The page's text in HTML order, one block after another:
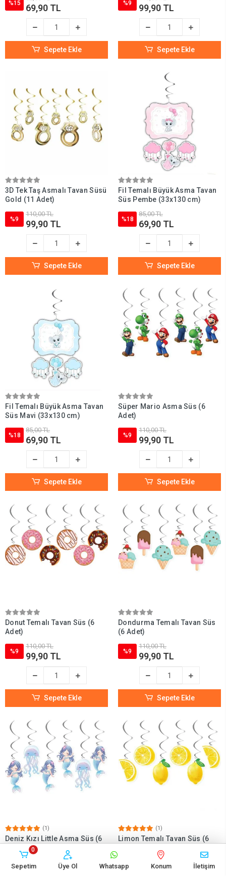
%15 69,90 TL
Sepete Ekle
%9 99,90 TL
Sepete Ekle
3D Tek Taş Asmalı Tavan Süsü
Gold (11 Adet)
%9
110,00 TL
99,90 TL
Sepete Ekle
Fil Temalı Büyük Asma Tavan
Süs Pembe (33x130 cm)
%18
85,00 TL
69,90 TL
Sepete Ekle
Fil Temalı Büyük Asma Tavan
Süs Mavi (33x130 cm)
%18
85,00 TL
69,90 TL
Sepete Ekle
Süper Mario Asma Süs (6
Adet)
%9
110,00 TL
99,90 TL
Sepete Ekle
Donut Temalı Tavan Süs (6
Adet)
%9
110,00 TL
99,90 TL
Sepete Ekle
Dondurma Temalı Tavan Süs
(6 Adet)
%9
110,00 TL
99,90 TL
Sepete Ekle
(1)
Deniz Kızı Little Asma Süs (6
%9
110,00 TL
(1)
Limon Temalı Tavan Süs (6
%9
110,00 TL
Sepetim
0
Üye Ol Whatsapp Konum İletişim